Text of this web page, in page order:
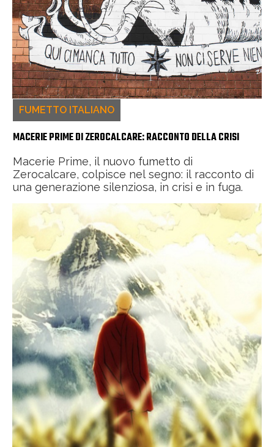
FUMETTO ITALIANO
MACERIE PRIME DI ZEROCALCARE: RACCONTO DELLA CRISI
Macerie Prime, il nuovo fumetto di
Zerocalcare, colpisce nel segno: il racconto di
una generazione silenziosa, in crisi e in fuga.